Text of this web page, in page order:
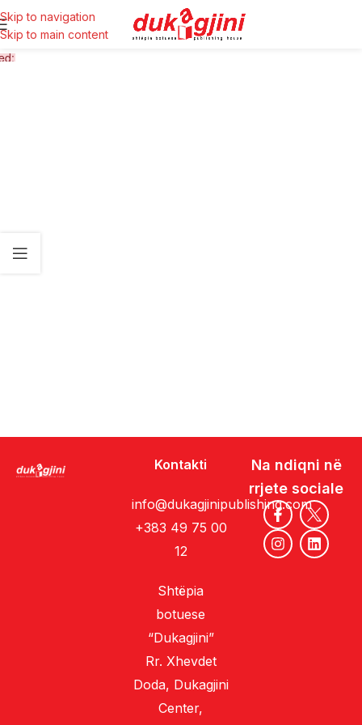
Skip to navigation
Skip to main content
Kontakti
info@dukagjinipublishing.com
+383 49 75 00
12
Shtëpia
botuese
“Dukagjini”
Rr. Xhevdet
Doda, Dukagjini
Center,
Na ndiqni në
rrjete sociale